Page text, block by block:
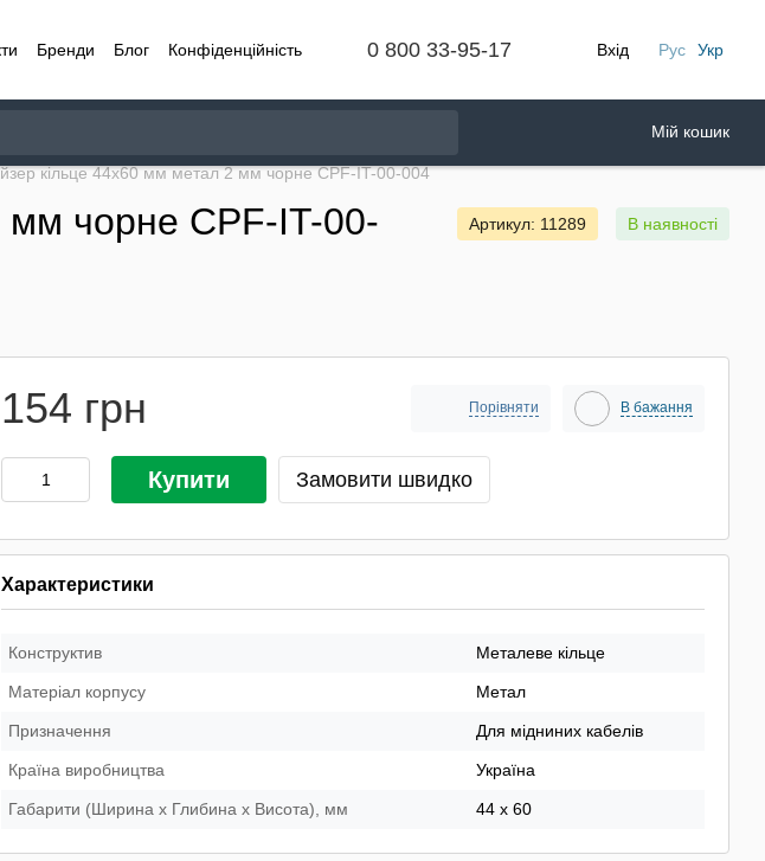
Бренди Блог
Конфіденційність
0 800 33-95-17 Вхід Рус Укр
Мій кошик
кільце 44х60 мм метал 2 мм чорне CPF-IT-00-004
мм чорне CPF-IT-00-
В наявності
Артикул: 11289
154 грн Порівняти В бажання
Купити Замовити швидко
Характеристики
Конструктив Металеве кільце
Матеріал корпусу Метал
Призначення Для мідниних кабелів
Країна виробництва Україна
Габарити (Ширина х Глибина х Висота), мм 44 x 60